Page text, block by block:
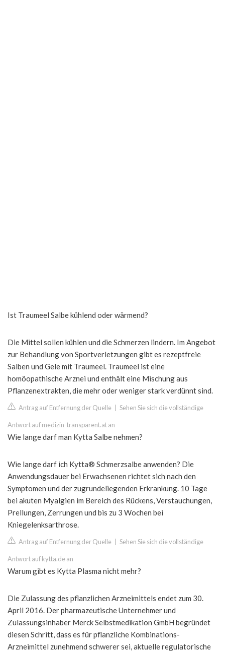
Ist Traumeel Salbe kühlend oder wärmend?
Die Mittel sollen kühlen und die Schmerzen lindern. Im Angebot
zur Behandlung von Sportverletzungen gibt es rezeptfreie
Salben und Gele mit Traumeel. Traumeel ist eine
homöopathische Arznei und enthält eine Mischung aus
Pflanzenextrakten, die mehr oder weniger stark verdünnt sind.
Antrag auf Entfernung der Quelle Sehen Sie sich die vollständige
Antwort auf medizin-transparent.at an
Wie lange darf man Kytta Salbe nehmen?
Wie lange darf ich Kytta® Schmerzsalbe anwenden? Die
Anwendungsdauer bei Erwachsenen richtet sich nach den
Symptomen und der zugrundeliegenden Erkrankung. 10 Tage
bei akuten Myalgien im Bereich des Rückens, Verstauchungen,
Prellungen, Zerrungen und bis zu 3 Wochen bei
Kniegelenksarthrose.
Antrag auf Entfernung der Quelle Sehen Sie sich die vollständige
Antwort auf kytta.de an
Warum gibt es Kytta Plasma nicht mehr?
Die Zulassung des pflanzlichen Arzneimittels endet zum 30.
April 2016. Der pharmazeutische Unternehmer und
Zulassungsinhaber Merck Selbstmedikation GmbH begründet
diesen Schritt, dass es für pflanzliche Kombinations-
Arzneimittel zunehmend schwerer sei, aktuelle regulatorische